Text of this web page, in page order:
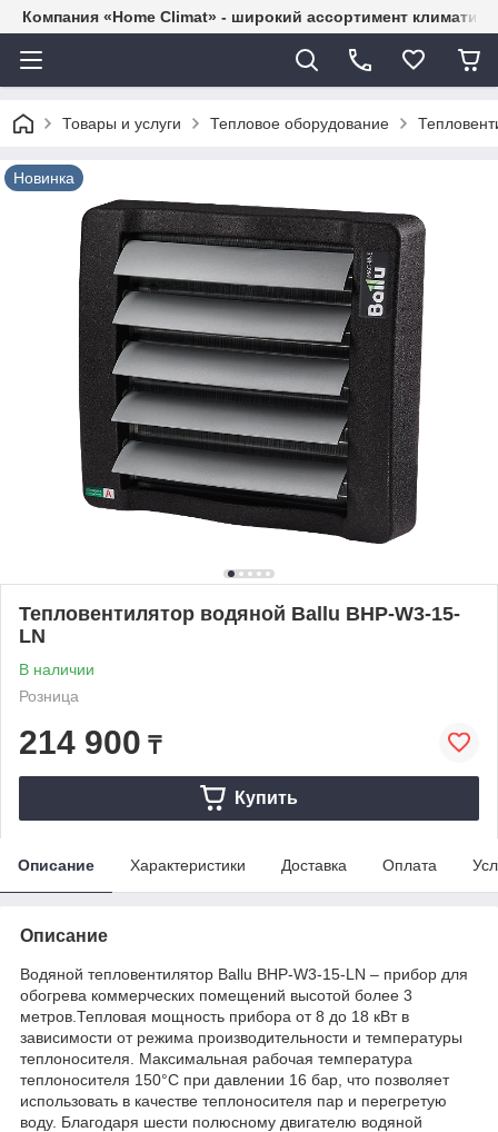
Компания «Home Climat» - широкий ассортимент
Товары и услуги Тепловое оборудование
Новинка
Тепловентилятор водяной Ballu BHP-W3-15-
LN
В наличии
Розница
214 900 ₸
Купить
Описание Характеристики Доставка Оплата
Описание
Водяной тепловентилятор Ballu BHP-W3-15-LN – прибор для
обогрева коммерческих помещений высотой более 3
метров.Тепловая мощность прибора от 8 до 18 кВт в
зависимости от режима производительности и температуры
теплоносителя. Максимальная рабочая температура
теплоносителя 150°С при давлении 16 бар, что позволяет
использовать в качестве теплоносителя пар и перегретую
воду. Благодаря шести полюсному двигателю водяной